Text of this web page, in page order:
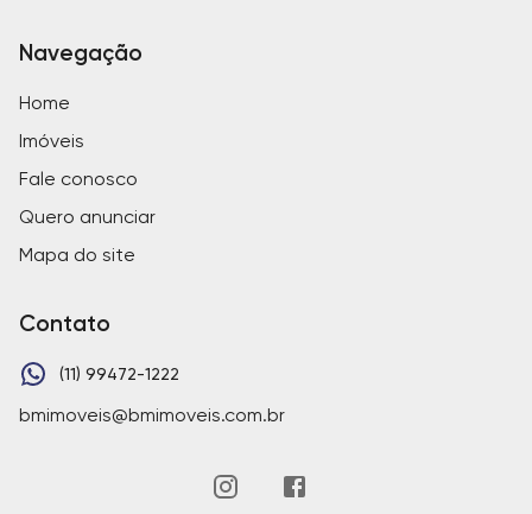
Navegação
Home
Imóveis
Fale conosco
Quero anunciar
Mapa do site
Contato
(11) 99472-1222
bmimoveis@bmimoveis.com.br